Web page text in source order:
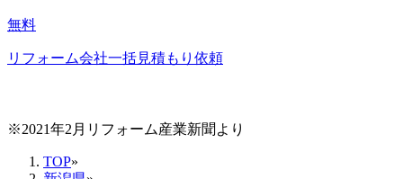
無料
リフォーム会社一括見積もり依頼
※2021年2月リフォーム産業新聞より
TOP»